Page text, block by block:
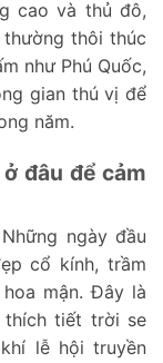
cao và thủ đô,
thôi thúc
như Phú Quốc,
gian thú vị để
năm.
đâu để cảm
ngày đầu
cổ kính, trầm
mận. Đây là
thích tiết trời se
lễ hội truyền